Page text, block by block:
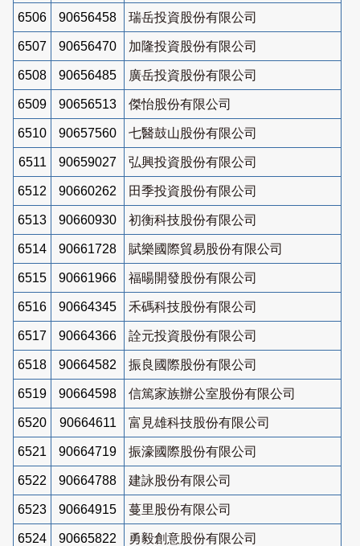
6506 90656458 瑞岳投資股份有限公司
6507 90656470 加隆投資股份有限公司
6508 90656485 廣岳投資股份有限公司
6509 90656513 傑怡股份有限公司
6510 90657560 七醫鼓山股份有限公司
6511 90659027 弘興投資股份有限公司
6512 90660262 田季投資股份有限公司
6513 90660930 初衡科技股份有限公司
6514 90661728 賦樂國際貿易股份有限公司
6515 90661966 福暘開發股份有限公司
6516 90664345 禾碼科技股份有限公司
6517 90664366 詮元投資股份有限公司
6518 90664582 振良國際股份有限公司
6519 90664598 信篤家族辦公室股份有限公司
6520 90664611 富見雄科技股份有限公司
6521 90664719 振濠國際股份有限公司
6522 90664788 建詠股份有限公司
6523 90664915 蔓里股份有限公司
6524 90665822 勇毅創意股份有限公司